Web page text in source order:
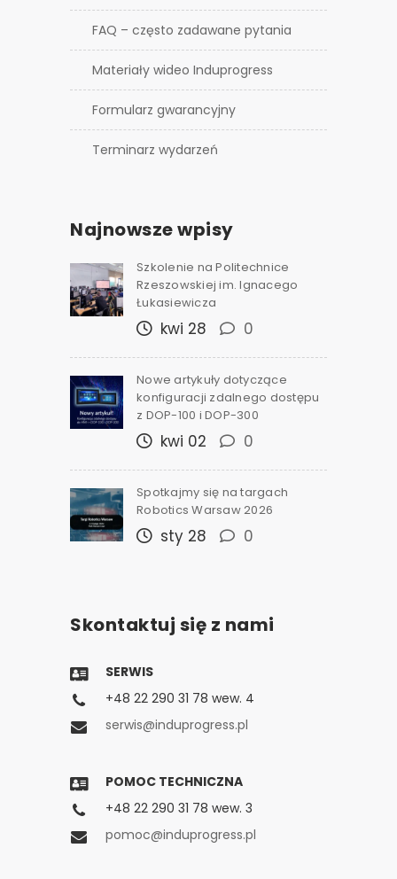
FAQ – często zadawane pytania
Materiały wideo Induprogress
Formularz gwarancyjny
Terminarz wydarzeń
Najnowsze wpisy
Szkolenie na Politechnice
Rzeszowskiej im. Ignacego
Łukasiewicza
kwi 28 0
Nowe artykuły dotyczące
konfiguracji zdalnego dostępu
z DOP-100 i DOP-300
kwi 02 0
Spotkajmy się na targach
Robotics Warsaw 2026
sty 28 0
Skontaktuj się z nami
SERWIS
+48 22 290 31 78 wew. 4
serwis@induprogress.pl
POMOC TECHNICZNA
+48 22 290 31 78 wew. 3
pomoc@induprogress.pl